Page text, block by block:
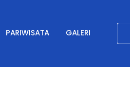
PARIWISATA GALERI